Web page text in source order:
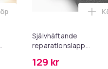
till Sminkspegel med
Självhäftande
reparationslapp
129 kr